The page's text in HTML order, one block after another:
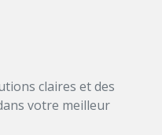
claires et des
votre meilleur